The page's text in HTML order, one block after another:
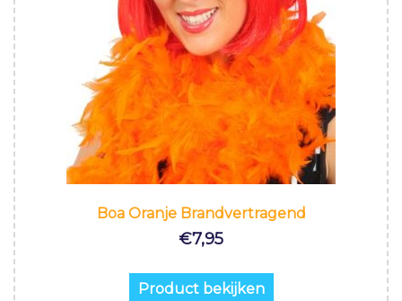
Boa Oranje Brandvertragend
€7,95
Product bekijken